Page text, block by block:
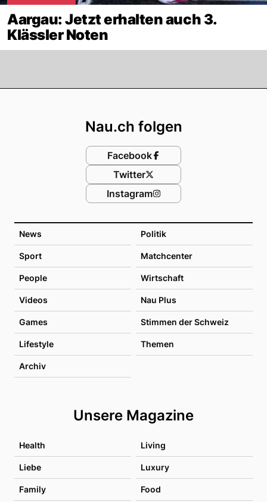
Aargau: Jetzt erhalten auch 3.
Klässler Noten
News Politik
Sport Matchcenter
People Wirtschaft
Videos Nau Plus
Games Stimmen der Schweiz
Lifestyle Themen
Archiv
Unsere Magazine
Health Living
Liebe Luxury
Family Food
Nau.ch folgen
Facebook
Twitter
Instagram